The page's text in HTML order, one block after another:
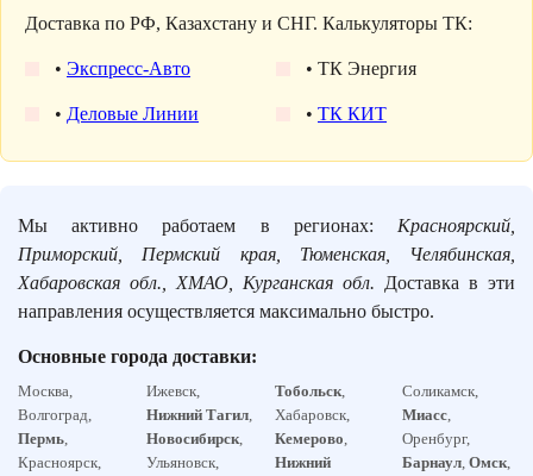
Доставка по РФ, Казахстану и СНГ. Калькуляторы ТК:
• Экспресс-Авто
• Деловые Линии
• ТК Энергия
• ТК КИТ
Мы активно работаем в регионах: Красноярский,
Приморский, Пермский края, Тюменская, Челябинская,
Хабаровская обл., ХМАО, Курганская обл. Доставка в эти
направления осуществляется максимально быстро.
Основные города доставки:
Москва,
Волгоград,
Пермь,
Красноярск,
Ижевск,
Нижний Тагил,
Новосибирск,
Ульяновск,
Тобольск,
Хабаровск,
Кемерово,
Нижний
Соликамск,
Миасс,
Оренбург,
Барнаул,Омск,